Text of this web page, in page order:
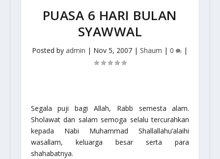
PUASA 6 HARI BULAN
SYAWWAL
Posted byadmin | Nov 5, 2007 |Shaum |0 |
Segala puji bagi Allah, Rabb semesta alam.
Sholawat dan salam semoga selalu tercurahkan
kepada Nabi Muhammad Shallallahu’alaihi
wasallam, keluarga besar serta para
shahabatnya.